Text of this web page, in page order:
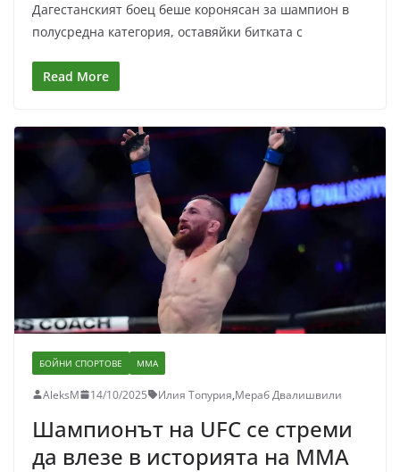
Дагестанският боец беше коронясан за шампион в
полусредна категория, оставяйки битката с
Read More
БОЙНИ СПОРТОВЕ ММА
AleksM 14/10/2025 Илия Топурия,Мераб Двалишвили
Шампионът на UFC се стреми
да влезе в историята на MMA